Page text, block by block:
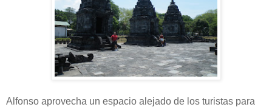
Alfonso aprovecha un espacio alejado de los turistas para